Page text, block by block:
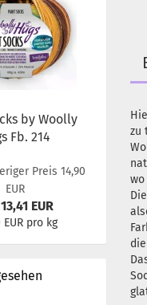
zu
by Woolly
Fb. 214
Preis 14,90
EUR
EUR
EUR pro kg